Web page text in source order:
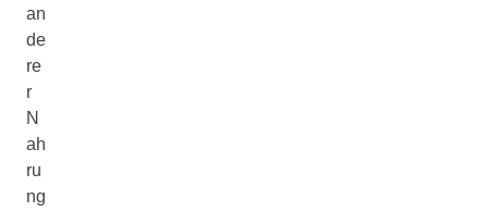
an
de
re
r
N
ah
ru
ng